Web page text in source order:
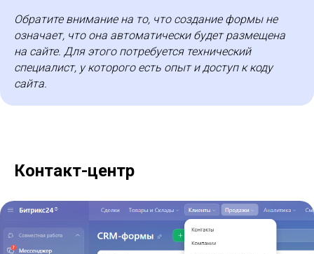
Обратите внимание на то, что создание формы не
означает, что она автоматически будет размещена
на сайте. Для этого потребуется технический
специалист, у которого есть опыт и доступ к коду
сайта.
Контакт-центр